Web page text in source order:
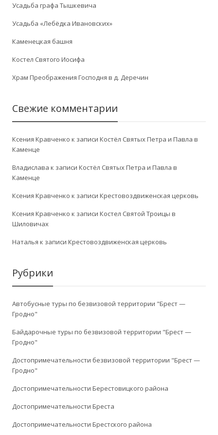
Усадьба графа Тышкевича
Усадьба «Лебёдка Ивановских»
Каменецкая башня
Костел Святого Иосифа
Храм Преображения Господня в д. Деречин
Свежие комментарии
Ксения Кравченко к записи Костёл Святых Петра и Павла в
Каменце
Владислава к записи Костёл Святых Петра и Павла в
Каменце
Ксения Кравченко к записи Крестовоздвиженская церковь
Ксения Кравченко к записи Костел Святой Троицы в
Шиловичах
Наталья к записи Крестовоздвиженская церковь
Рубрики
Автобусные туры по безвизовой территории "Брест —
Гродно"
Байдарочные туры по безвизовой территории "Брест —
Гродно"
Достопримечательности безвизовой территории "Брест —
Гродно"
Достопримечательности Берестовицкого района
Достопримечательности Бреста
Достопримечательности Брестского района